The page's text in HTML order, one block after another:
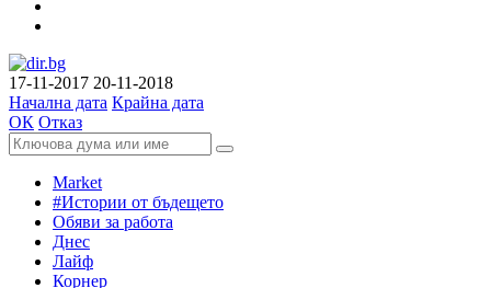
17-11-2017 20-11-2018
Начална дата Крайна дата
ОК Отказ
Market
#Истории от бъдещето
Обяви за работа
Днес
Лайф
Корнер